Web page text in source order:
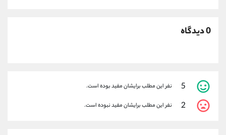
0 دیدگاه
5 نفر این مطلب برایشان مفید بوده است.
2 نفر این مطلب برایشان مفید نبوده است.